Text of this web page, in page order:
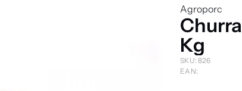
Agroporc
Kg
SKU: 826
EAN: